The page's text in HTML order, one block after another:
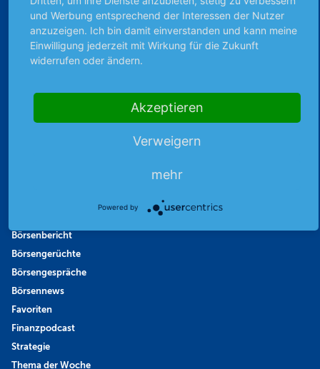
Unabhängig & werbefrei
Stets am Puls der Zeit
Schutz persönlicher Daten
Sicher mit SSL-Verschlüsselung
Börsenbericht
Börsengerüchte
Börsengespräche
Börsennews
Favoriten
Finanzpodcast
Strategie
Thema der Woche
und Werbung entsprechend der Interessen der Nutzer
anzuzeigen. Ich bin damit einverstanden und kann meine
Einwilligung jederzeit mit Wirkung für die Zukunft
widerrufen oder ändern.
Akzeptieren
Verweigern
mehr
Powered by